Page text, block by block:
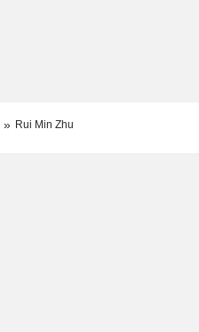
Rui Min Zhu